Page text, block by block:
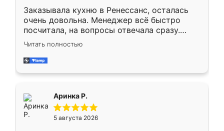
Заказывала кухню в Ренессанс, осталась
очень довольна. Менеджер всё быстро
посчитала, на вопросы отвечала сразу.
Замерщик приехал в субботу, подошёл к
делу со всей ответственностью. Собрали
за день, ребята работали аккуратно, даже
Читать полностью
Аринка Р.
5 августа 2026